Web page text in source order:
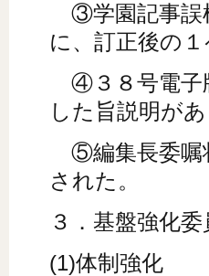
③学園記事誤
に、訂正後の１
④３８号電子
した旨説明があ
⑤編集長委嘱
された。
３．基盤強化
(1)体制強化